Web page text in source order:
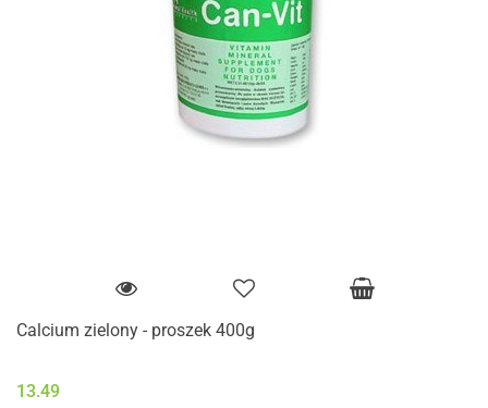
Calcium zielony - proszek 400g
13.49